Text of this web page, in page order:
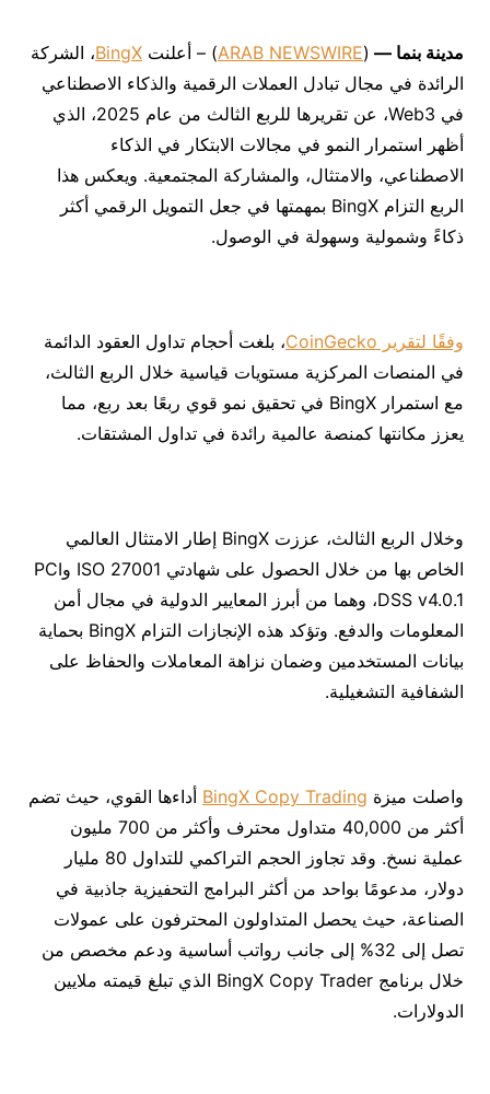
مدينة بنما — (
ARAB NEWSWIRE) – أعلنت BingX، الشركة
الرائدة في مجال تبادل العملات الرقمية والذكاء الاصطناعي
في Web3، عن تقريرها للربع الثالث من عام 2025، الذي
أظهر استمرار النمو في مجالات الابتكار في الذكاء
الاصطناعي، والامتثال، والمشاركة المجتمعية. ويعكس هذا
الربع التزام BingX بمهمتها في جعل التمويل الرقمي أكثر
ذكاءً وشمولية وسهولة في الوصول.
وفقًا لتقرير CoinGecko
، بلغت أحجام تداول العقود الدائمة
في المنصات المركزية مستويات قياسية خلال الربع الثالث،
مع استمرار BingX في تحقيق نمو قوي ربعًا بعد ربع، مما
يعزز مكانتها كمنصة عالمية رائدة في تداول المشتقات.
وخلال الربع الثالث، عززت BingX إطار الامتثال العالمي
الخاص بها من خلال الحصول على شهادتي ISO 27001 وPCI
DSS v4.0.1، وهما من أبرز المعايير الدولية في مجال أمن
المعلومات والدفع. وتؤكد هذه الإنجازات التزام BingX بحماية
بيانات المستخدمين وضمان نزاهة المعاملات والحفاظ على
الشفافية التشغيلية.
واصلت ميزة BingX Copy Trading أداءها القوي، حيث تضم
أكثر من 40,000 متداول محترف وأكثر من 700 مليون
عملية نسخ. وقد تجاوز الحجم التراكمي للتداول 80 مليار
دولار، مدعومًا بواحد من أكثر البرامج التحفيزية جاذبية في
الصناعة، حيث يحصل المتداولون المحترفون على عمولات
تصل إلى 32% إلى جانب رواتب أساسية ودعم مخصص من
خلال برنامج BingX Copy Trader الذي تبلغ قيمته ملايين
الدولارات.